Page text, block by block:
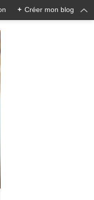
+ Créer mon blog